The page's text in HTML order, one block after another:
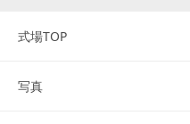
式場TOP
写真